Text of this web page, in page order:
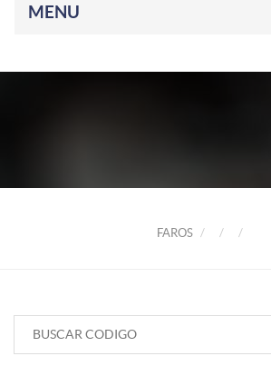
MENU
FAROS